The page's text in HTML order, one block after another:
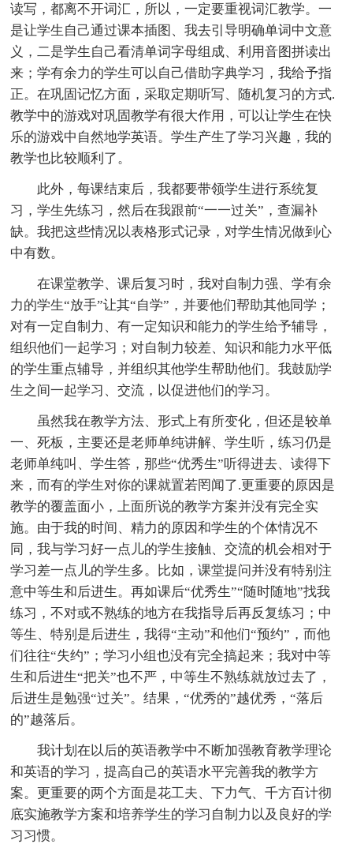
读写，都离不开词汇，所以，一定要重视词汇教学。一
是让学生自己通过课本插图、我去引导明确单词中文意
义，二是学生自己看清单词字母组成、利用音图拼读出
来；学有余力的学生可以自己借助字典学习，我给予指
正。在巩固记忆方面，采取定期听写、随机复习的方式.
教学中的游戏对巩固教学有很大作用，可以让学生在快
乐的游戏中自然地学英语。学生产生了学习兴趣，我的
教学也比较顺利了。
此外，每课结束后，我都要带领学生进行系统复
习，学生先练习，然后在我跟前“一一过关”，查漏补
缺。我把这些情况以表格形式记录，对学生情况做到心
中有数。
在课堂教学、课后复习时，我对自制力强、学有余
力的学生“放手”让其“自学”，并要他们帮助其他同学；
对有一定自制力、有一定知识和能力的学生给予辅导，
组织他们一起学习；对自制力较差、知识和能力水平低
的学生重点辅导，并组织其他学生帮助他们。我鼓励学
生之间一起学习、交流，以促进他们的学习。
虽然我在教学方法、形式上有所变化，但还是较单
一、死板，主要还是老师单纯讲解、学生听，练习仍是
老师单纯叫、学生答，那些“优秀生”听得进去、读得下
来，而有的学生对你的课就置若罔闻了.更重要的原因是
教学的覆盖面小，上面所说的教学方案并没有完全实
施。由于我的时间、精力的原因和学生的个体情况不
同，我与学习好一点儿的学生接触、交流的机会相对于
学习差一点儿的学生多。比如，课堂提问并没有特别注
意中等生和后进生。再如课后“优秀生”“随时随地”找我
练习，不对或不熟练的地方在我指导后再反复练习；中
等生、特别是后进生，我得“主动”和他们“预约”，而他
们往往“失约”；学习小组也没有完全搞起来；我对中等
生和后进生“把关”也不严，中等生不熟练就放过去了，
后进生是勉强“过关”。结果，“优秀的”越优秀，“落后
的”越落后。
我计划在以后的英语教学中不断加强教育教学理论
和英语的学习，提高自己的英语水平完善我的教学方
案。更重要的两个方面是花工夫、下力气、千方百计彻
底实施教学方案和培养学生的学习自制力以及良好的学
习习惯。